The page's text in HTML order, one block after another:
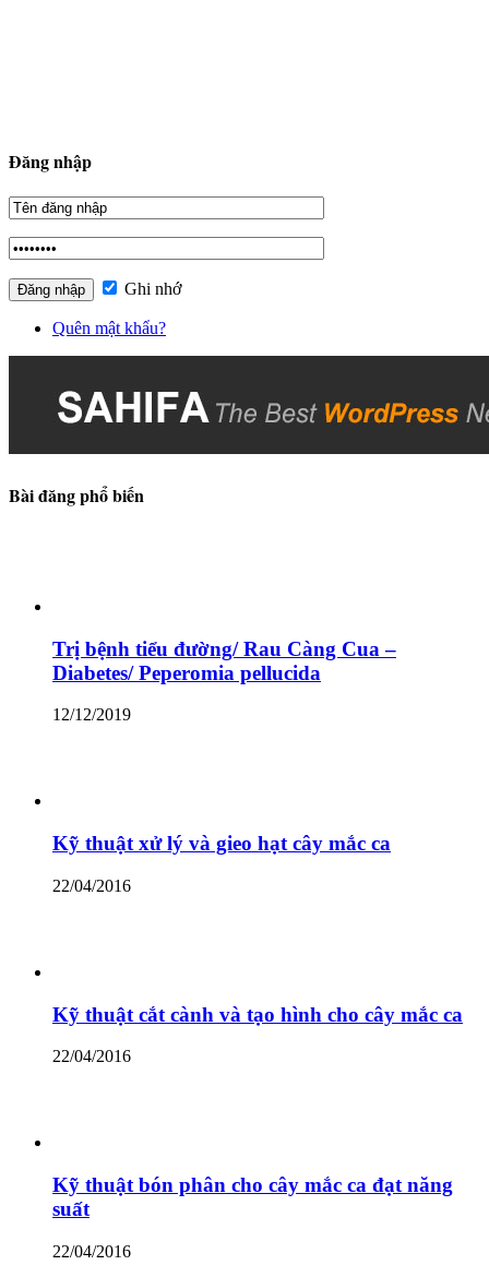
Đăng nhập
Ghi nhớ
Quên mật khẩu?
Bài đăng phổ biến
Trị bệnh tiểu đường/ Rau Càng Cua –
Diabetes/ Peperomia pellucida
12/12/2019
Kỹ thuật xử lý và gieo hạt cây mắc ca
22/04/2016
Kỹ thuật cắt cành và tạo hình cho cây mắc ca
22/04/2016
Kỹ thuật bón phân cho cây mắc ca đạt năng
suất
22/04/2016